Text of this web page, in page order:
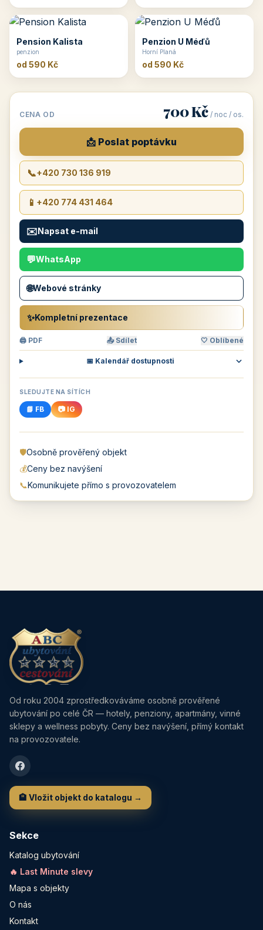
Pension Kalista
penzion
od 590 Kč
Penzion U Méďů
Horní Planá
od 590 Kč
CENA OD 700 Kč / noc / os.
📩 Poslat poptávku
📞+420 730 136 919
📱 +420 774 431 464
✉️Napsat e-mail
💬WhatsApp
🌐Webové stránky
✨Kompletní prezentace
🖨 PDF 📤 Sdílet 🤍 Oblíbené
📅 Kalendář dostupnosti
SLEDUJTE NA SÍTÍCH
📘 FB 📷 IG
🛡️Osobně prověřený objekt
💰Ceny bez navýšení
📞Komunikujete přímo s provozovatelem
Od roku 2004 zprostředkováváme osobně prověřené
ubytování po celé ČR — hotely, penziony, apartmány, vinné
sklepy a wellness pobyty. Ceny bez navýšení, přímý kontakt
na provozovatele.
🏨 Vložit objekt do katalogu →
Sekce
Katalog ubytování
🔥 Last Minute slevy
Mapa s objekty
O nás
Kontakt